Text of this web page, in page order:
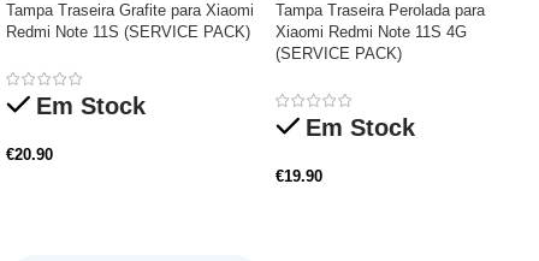
Tampa Traseira Grafite para Xiaomi
Redmi Note 11S (SERVICE PACK)
Em Stock
€20.90
Tampa Traseira Perolada para
Xiaomi Redmi Note 11S 4G
(SERVICE PACK)
Em Stock
€19.90